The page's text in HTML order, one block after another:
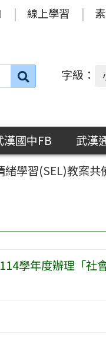
線上學習
搜
字級：
漢國中FB 武漢
學習(SEL)教案
學年度辦理「社